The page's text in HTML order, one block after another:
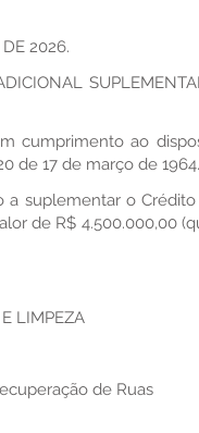
2026.
cumprimento ao
de 17 de março de 1964.
a suplementar o
de R$ 4.500.000,00
LIMPEZA
de Ruas